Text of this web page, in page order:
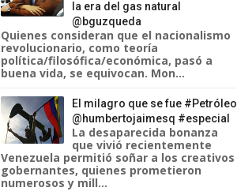
la era del gas natural
@bguzqueda
Quienes consideran que el nacionalismo
revolucionario, como teoría
política/filosófica/económica, pasó a
buena vida, se equivocan. Mon...
El milagro que se fue #Petróleo
@humbertojaimesq #especial
La desaparecida bonanza
que vivió recientemente
Venezuela permitió soñar a los creativos
gobernantes, quienes prometieron
numerosos y mill...